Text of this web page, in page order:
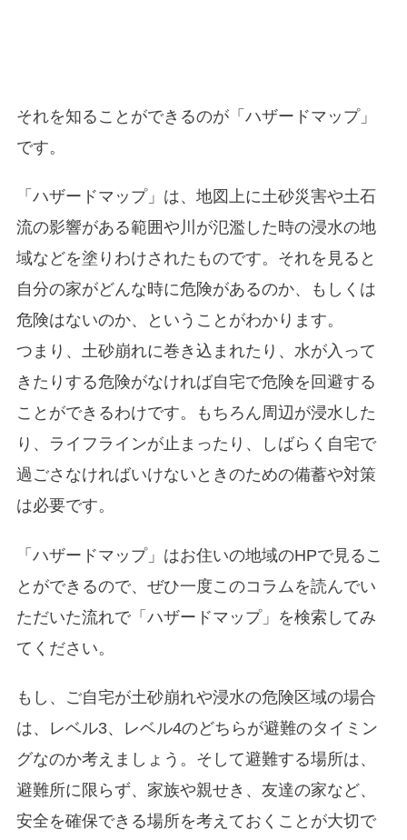
それを知ることができるのが「ハザードマップ」
です。
「ハザードマップ」は、地図上に土砂災害や土石
流の影響がある範囲や川が氾濫した時の浸水の地
域などを塗りわけされたものです。それを見ると
自分の家がどんな時に危険があるのか、もしくは
危険はないのか、ということがわかります。
つまり、土砂崩れに巻き込まれたり、水が入って
きたりする危険がなければ自宅で危険を回避する
ことができるわけです。もちろん周辺が浸水した
り、ライフラインが止まったり、しばらく自宅で
過ごさなければいけないときのための備蓄や対策
は必要です。
「ハザードマップ」はお住いの地域のHPで見るこ
とができるので、ぜひ一度このコラムを読んでい
ただいた流れで「ハザードマップ」を検索してみ
てください。
もし、ご自宅が土砂崩れや浸水の危険区域の場合
は、レベル3、レベル4のどちらが避難のタイミン
グなのか考えましょう。そして避難する場所は、
避難所に限らず、家族や親せき、友達の家など、
安全を確保できる場所を考えておくことが大切で